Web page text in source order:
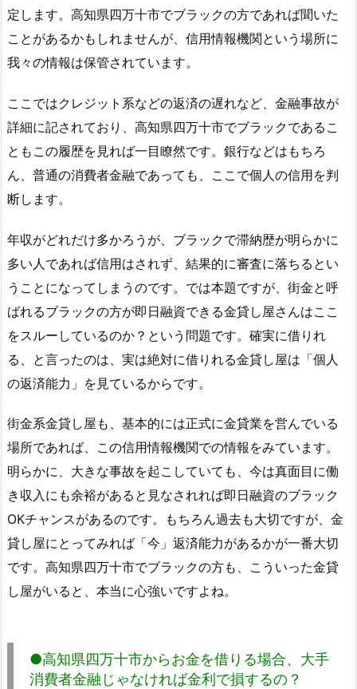
定します。高知県四万十市でブラックの方であれば聞いた
ことがあるかもしれませんが、信用情報機関という場所に
我々の情報は保管されています。
ここではクレジット系などの返済の遅れなど、金融事故が
詳細に記されており、高知県四万十市でブラックであるこ
ともこの履歴を見れば一目瞭然です。銀行などはもちろ
ん、普通の消費者金融であっても、ここで個人の信用を判
断します。
年収がどれだけ多かろうが、ブラックで滞納歴が明らかに
多い人であれば信用はされず、結果的に審査に落ちるとい
うことになってしまうのです。では本題ですが、街金と呼
ばれるブラックの方が即日融資できる金貸し屋さんはここ
をスルーしているのか？という問題です。確実に借りれ
る、と言ったのは、実は絶対に借りれる金貸し屋は「個人
の返済能力」を見ているからです。
街金系金貸し屋も、基本的には正式に金貸業を営んでいる
場所であれば、この信用情報機関での情報をみています。
明らかに、大きな事故を起こしていても、今は真面目に働
き収入にも余裕があると見なされれば即日融資のブラック
OKチャンスがあるのです。もちろん過去も大切ですが、金
貸し屋にとってみれば「今」返済能力があるかが一番大切
です。高知県四万十市でブラックの方も、こういった金貸
し屋がいると、本当に心強いですよね。
●高知県四万十市からお金を借りる場合、大手
消費者金融じゃなければ金利で損するの？